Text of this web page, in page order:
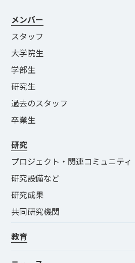
メンバー
スタッフ
大学院生
学部生
研究生
過去のスタッフ
卒業生
研究
プロジェクト・関連コミュニティ
研究設備など
研究成果
共同研究機関
教育